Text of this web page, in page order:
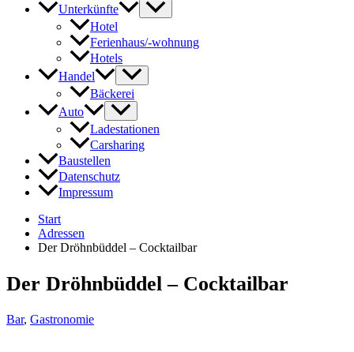
Unterkünfte
Hotel
Ferienhaus/-wohnung
Hotels
Handel
Bäckerei
Auto
Ladestationen
Carsharing
Baustellen
Datenschutz
Impressum
Start
Adressen
Der Dröhnbüddel – Cocktailbar
Der Dröhnbüddel – Cocktailbar
Bar, Gastronomie